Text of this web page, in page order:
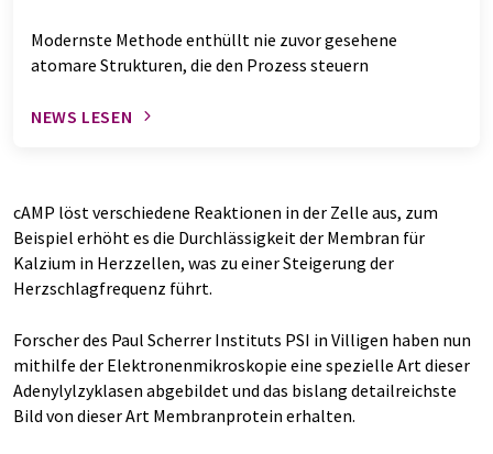
Modernste Methode enthüllt nie zuvor gesehene
atomare Strukturen, die den Prozess steuern
NEWS LESEN
cAMP löst verschiedene Reaktionen in der Zelle aus, zum
Beispiel erhöht es die Durchlässigkeit der Membran für
Kalzium in Herzzellen, was zu einer Steigerung der
Herzschlagfrequenz führt.
Forscher des Paul Scherrer Instituts PSI in Villigen haben nun
mithilfe der Elektronenmikroskopie eine spezielle Art dieser
Adenylylzyklasen abgebildet und das bislang detailreichste
Bild von dieser Art Membranprotein erhalten.